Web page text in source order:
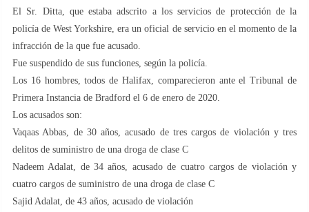
El Sr. Ditta, que estaba adscrito a los servicios de protección de la
policía de West Yorkshire, era un oficial de servicio en el momento de la
infracción de la que fue acusado.
Fue suspendido de sus funciones, según la policía.
Los 16 hombres, todos de Halifax, comparecieron ante el Tribunal de
Primera Instancia de Bradford el 6 de enero de 2020.
Los acusados son:
Vaqaas Abbas, de 30 años, acusado de tres cargos de violación y tres
delitos de suministro de una droga de clase C
Nadeem Adalat, de 34 años, acusado de cuatro cargos de violación y
cuatro cargos de suministro de una droga de clase C
Sajid Adalat, de 43 años, acusado de violación